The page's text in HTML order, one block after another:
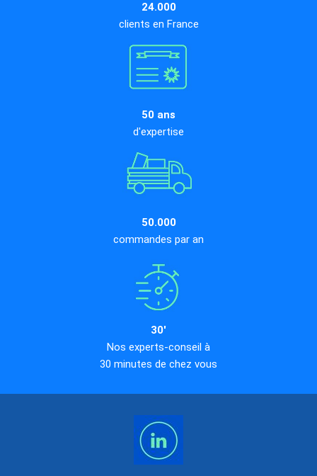
24.000
clients en France
50 ans
d'expertise
50.000
commandes par an
30'
Nos experts-conseil à
30 minutes de chez vous